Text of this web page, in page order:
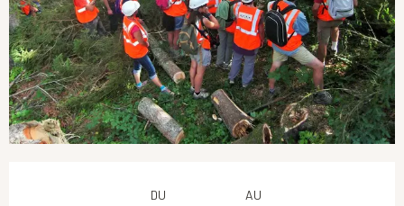
DU AU